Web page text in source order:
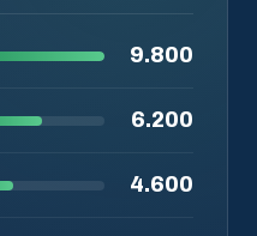
9.800
6.200
4.600